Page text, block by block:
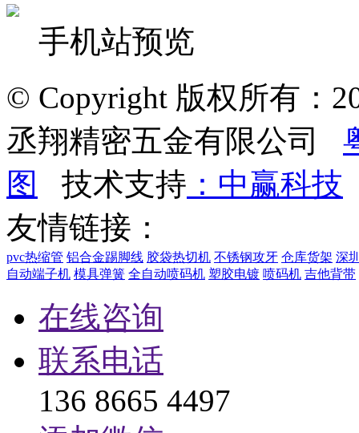
手机站预览
© Copyright 版权所有：
丞翔精密五金有限公司
图
技术支持 ：中赢科技
友情链接：
pvc热缩管 铝合金踢脚线 胶袋热切机 不锈钢攻牙 仓库货架 深
自动端子机 模具弹簧 全自动喷码机 塑胶电镀 喷码机 吉他背带
在线咨询
联系电话
136 8665 4497